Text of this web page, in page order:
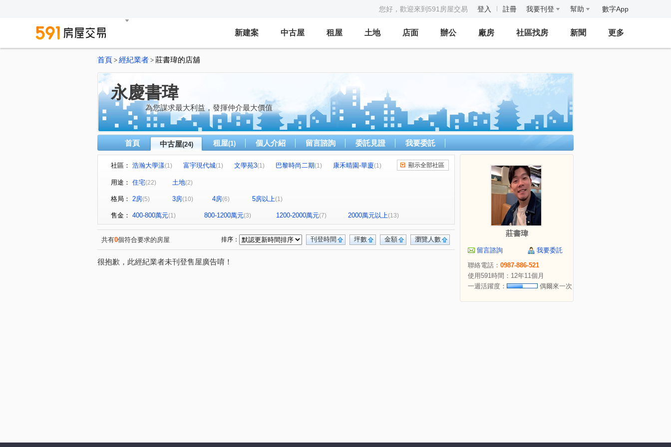
您好，歡迎來到591房屋交易 登入 註冊 我要刊登 幫助 數字App
新建案 中古屋 租屋 土地 店面 辦公 廠房 社區找房 新聞 更多
首頁 > 經紀業者 > 莊書瑋的店舖
永慶書瑋
為您謀求最大利益，發揮仲介最大價值
首頁 中古屋(24) 租屋(1) 個人介紹 留言諮詢 委託見證 我要委託
社區： 浩瀚大學漾(1) 富宇現代城(1) 文學苑3(1) 巴黎時尚二期(1) 康禾晴園-華廈(1)
坤山時代敦品 (1)
鑽石雙星 德鑫SKY1 (1) 新資源莊 (1) 新工六路
六家七路(1) 中華路六段(1) 竹中路(1) 振興街(1) 興隆路三段 中興街(1)
明湖路(1) 中正路(1) 嘉豐六路二段(1) 三民路(1) 六家五路一段(1)
金雅七街(1) 莊敬北路(1) 自由路(1) 成功十六街 (1) 保康街
公北二路(1) 縣政二路(1) 勝利十一路(1) 東峰路(1)
顯示全部社區
用途： 住宅(22) 土地(2)
格局： 2房(5) 3房(10) 4房(6) 5房以上(1)
售金： 400-800萬元(1) 800-1200萬元(3) 1200-2000萬元(7) 2000萬元以上(13)
共有0個符合要求的房屋 瀏覽人數
金額
坪數
刊登時間
排序：
很抱歉，此經紀業者未刊登售屋廣告唷！
莊書瑋
留言諮詢
我要委託
聯絡電話： 0987-886-521
使用591時間：12年11個月
一週活躍度：
偶爾來一次